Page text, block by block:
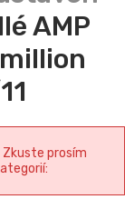
AMP
prosím